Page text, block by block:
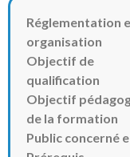
Réglementation
organisation
Objectif de
qualification
Objectif
de la formation
Public concerné